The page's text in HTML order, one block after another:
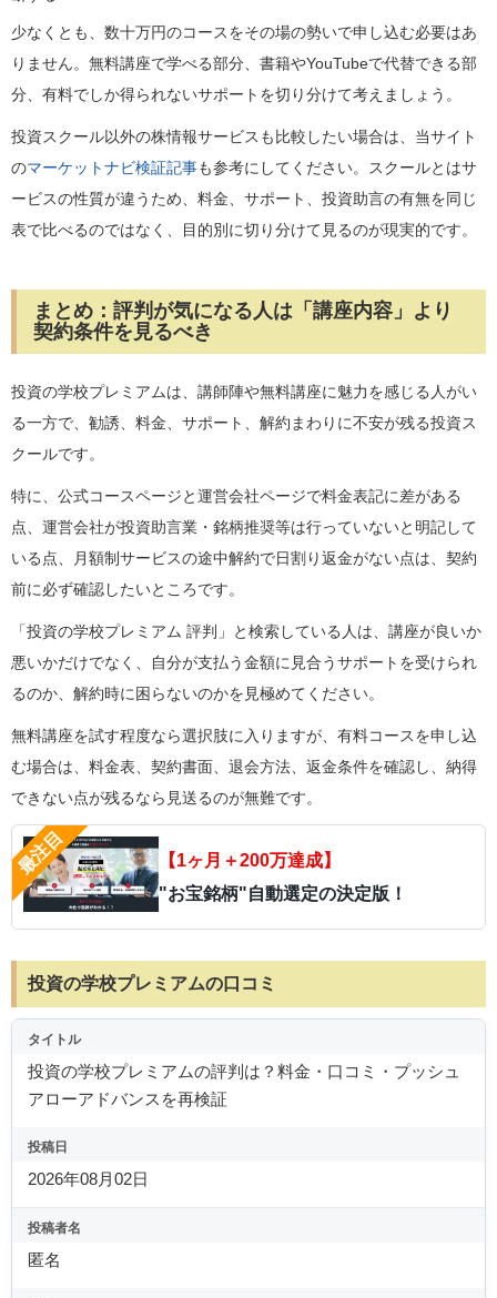
少なくとも、数十万円のコースをその場の勢いで申し込む必要はあ
りません。無料講座で学べる部分、書籍やYouTubeで代替できる部
分、有料でしか得られないサポートを切り分けて考えましょう。
投資スクール以外の株情報サービスも比較したい場合は、当サイト
のマーケットナビ検証記事も参考にしてください。スクールとはサ
ービスの性質が違うため、料金、サポート、投資助言の有無を同じ
表で比べるのではなく、目的別に切り分けて見るのが現実的です。
まとめ：評判が気になる人は「講座内容」より
契約条件を見るべき
投資の学校プレミアムは、講師陣や無料講座に魅力を感じる人がい
る一方で、勧誘、料金、サポート、解約まわりに不安が残る投資ス
クールです。
特に、公式コースページと運営会社ページで料金表記に差がある
点、運営会社が投資助言業・銘柄推奨等は行っていないと明記して
いる点、月額制サービスの途中解約で日割り返金がない点は、契約
前に必ず確認したいところです。
「投資の学校プレミアム 評判」と検索している人は、講座が良いか
悪いかだけでなく、自分が支払う金額に見合うサポートを受けられ
るのか、解約時に困らないのかを見極めてください。
無料講座を試す程度なら選択肢に入りますが、有料コースを申し込
む場合は、料金表、契約書面、退会方法、返金条件を確認し、納得
できない点が残るなら見送るのが無難です。
【1ヶ月＋200万達成】
"お宝銘柄"自動選定の決定版！
投資の学校プレミアムの口コミ
タイトル
投資の学校プレミアムの評判は？料金・口コミ・プッシュ
アローアドバンスを再検証
投稿日
2026年08月02日
投稿者名
匿名